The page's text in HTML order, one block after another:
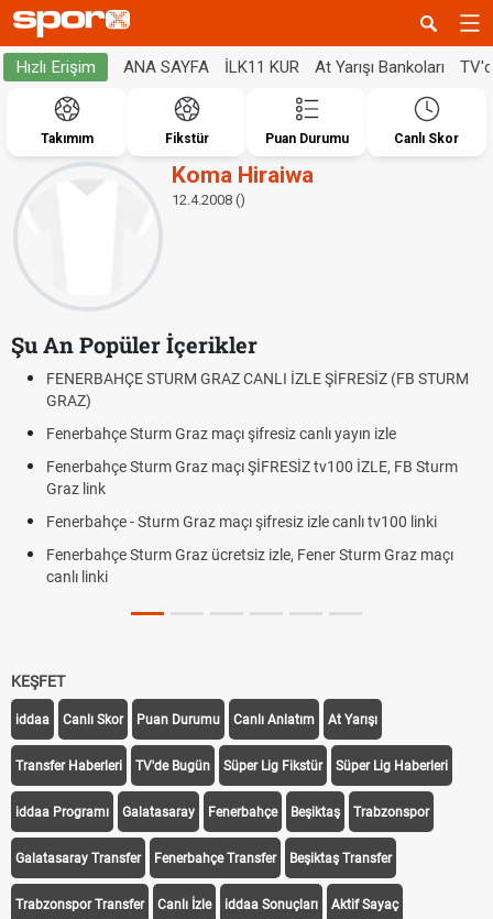
Hızlı Erişim ANA SAYFA İLK11 KUR At Yarışı Bankoları
Takımım Fikstür Puan Durumu Canlı Skor
Koma Hiraiwa
12.4.2008 ()
Şu An Popüler İçerikler
FENERBAHÇE STURM GRAZ CANLI İZLE ŞİFRESİZ (FB STURM
GRAZ)
Fenerbahçe Sturm Graz maçı şifresiz canlı yayın izle
Fenerbahçe Sturm Graz maçı ŞİFRESİZ tv100 İZLE, FB Sturm
Graz link
Fenerbahçe - Sturm Graz maçı şifresiz izle canlı tv100 linki
Fenerbahçe Sturm Graz ücretsiz izle, Fener Sturm Graz maçı
canlı linki
KEŞFET
iddaa Canlı Skor Puan Durumu Canlı Anlatım At Yarışı
Transfer Haberleri TV'de Bugün Süper Lig Fikstür Süper Lig Haberleri
iddaa Programı Galatasaray Fenerbahçe Beşiktaş Trabzonspor
Galatasaray Transfer Fenerbahçe Transfer Beşiktaş Transfer
Trabzonspor Transfer Canlı İzle iddaa Sonuçları Aktif Sayaç